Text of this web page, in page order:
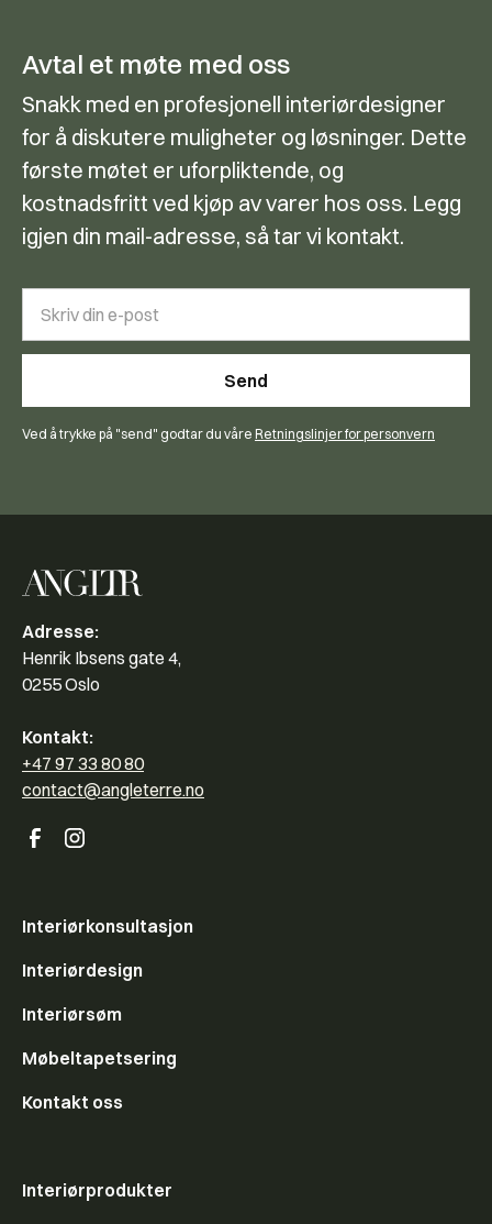
Avtal et møte med oss
Snakk med en profesjonell interiørdesigner
for å diskutere muligheter og løsninger. Dette
første møtet er uforpliktende, og
kostnadsfritt ved kjøp av varer hos oss. Legg
igjen din mail-adresse, så tar vi kontakt.
Ved å trykke på "send" godtar du våre Retningslinjer for personvern
Adresse:
Henrik Ibsens gate 4,
0255 Oslo
Kontakt:
+47 97 33 80 80
contact@angleterre.no
Interiørkonsultasjon
Interiørdesign
Interiørsøm
Møbeltapetsering
Kontakt oss
Interiørprodukter